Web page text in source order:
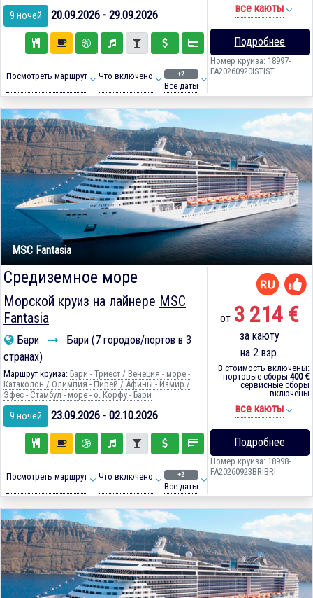
9 ночей 20.09.2026 - 29.09.2026
Посмотреть маршрут Что включено +2
Все даты
все каюты
Подробнее
Номер круиза: 18997-
FA20260920ISTIST
MSC Fantasia
Средиземное море
Морской круиз на лайнере MSC
Fantasia
Бари
Бари (7 городов/портов в 3
странах)
Маршрут круиза: Бари - Триест / Венеция - море -
Катаколон / Олимпия - Пирей / Афины - Измир /
Эфес - Стамбул - море - о. Корфу - Бари
9 ночей 23.09.2026 - 02.10.2026
Посмотреть маршрут Что включено +2
Все даты
от 3 214 €
за каюту
на 2 взр.
В стоимость включены:
портовые сборы 400 €
сервисные сборы
включены
все каюты
Подробнее
Номер круиза: 18998-
FA20260923BRIBRI